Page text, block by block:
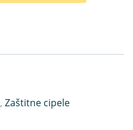
, Zaštitne cipele